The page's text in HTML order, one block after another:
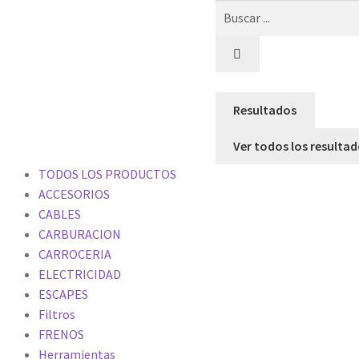
Resultados
Ver todos los
TODOS LOS PRODUCTOS
ACCESORIOS
CABLES
CARBURACION
CARROCERIA
ELECTRICIDAD
ESCAPES
Filtros
FRENOS
Herramientas